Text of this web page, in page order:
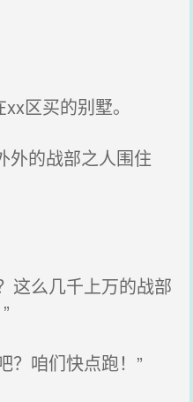
区买的别墅。
的战部之人围住
这么几千上万的战部
？咱们快点跑！”